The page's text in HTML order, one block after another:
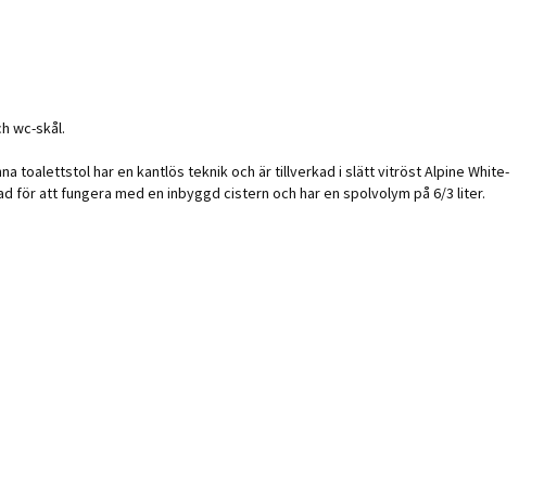
wc-skål.
toalettstol har en kantlös teknik och är tillverkad i slätt vitröst Alpine White-
att fungera med en inbyggd cistern och har en spolvolym på 6/3 liter.